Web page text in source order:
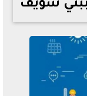
قبل مواجهة مصر
من المستشفى |
سويف